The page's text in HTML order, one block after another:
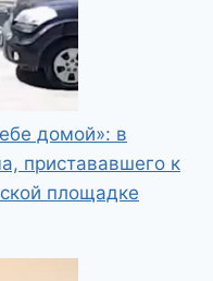
домой»: в
пристававшего к
площадке